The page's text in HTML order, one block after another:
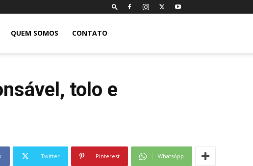
QUEM SOMOS CONTATO
tolo e
Twitter Pinterest WhatsApp